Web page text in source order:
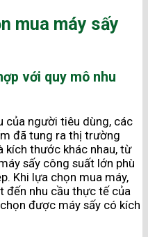
mua máy sấy
với quy mô nhu
của người tiêu dùng, các
đã tung ra thị trường
kích thước khác nhau, từ
sấy công suất lớn phù
Khi lựa chọn mua máy,
đến nhu cầu thực tế của
được máy sấy có kích